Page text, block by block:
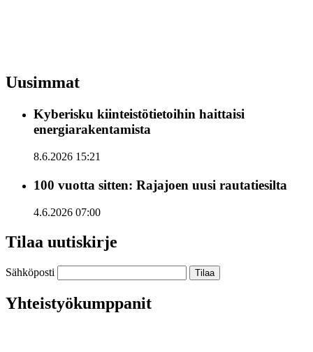
Uusimmat
Kyberisku kiinteistötietoihin haittaisi
energiarakentamista
8.6.2026 15:21
100 vuotta sitten: Rajajoen uusi rautatiesilta
4.6.2026 07:00
Tilaa uutiskirje
Sähköposti
Yhteistyökumppanit